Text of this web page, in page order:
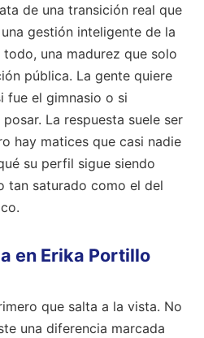
de una transición real que
gestión inteligente de la
una madurez que solo
pública. La gente quiere
fue el gimnasio o si
La respuesta suele ser
hay matices que casi nadie
su perfil sigue siendo
tan saturado como el del
en Erika Portillo
que salta a la vista. No
una diferencia marcada